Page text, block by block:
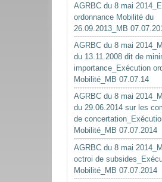
AGRBC du 8 mai
ordonnance Mobilité du
26.09.2013_MB
AGRBC du 8 mai
du 13.11.2008 dit de
importance_Exécution
Mobilité_MB 07.07.14
AGRBC du 8 mai
du 29.06.2014 sur les
de
Mobilité_MB 07.07.2014
AGRBC du 8 mai
octroi de
Mobilité_MB 07.07.2014